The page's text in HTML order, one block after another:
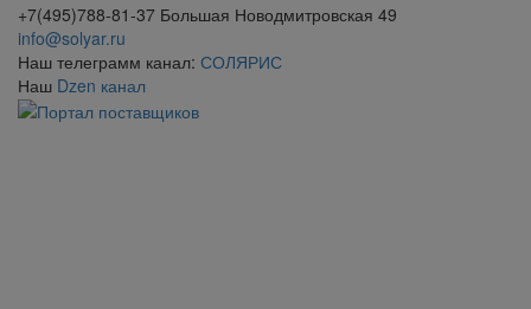
+7(495)788-81-37 Большая Новодмитровская 49
info@solyar.ru
Наш телеграмм канал: СОЛЯРИС
Наш Dzen канал